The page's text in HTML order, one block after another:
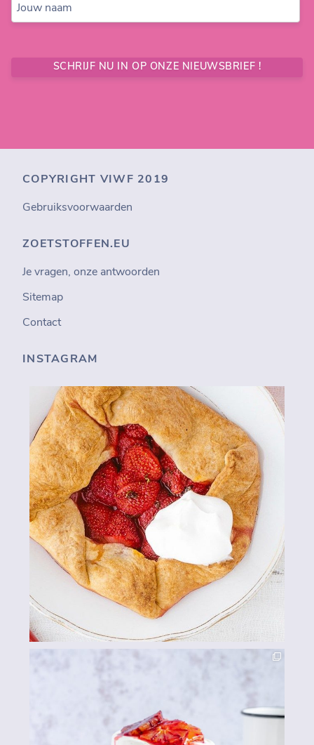
Jouw naam
SCHRIJF NU IN OP ONZE NIEUWSBRIEF !
COPYRIGHT VIWF 2019
Gebruiksvoorwaarden
ZOETSTOFFEN.EU
Je vragen, onze antwoorden
Sitemap
Contact
INSTAGRAM